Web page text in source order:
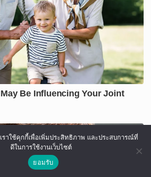
เราใช้คุกกี้เพื่อเพิ่มประสิทธิภาพ และประสบการณ์ที่
ดีในการใช้งานเว็บไซต์
ยอมรับ